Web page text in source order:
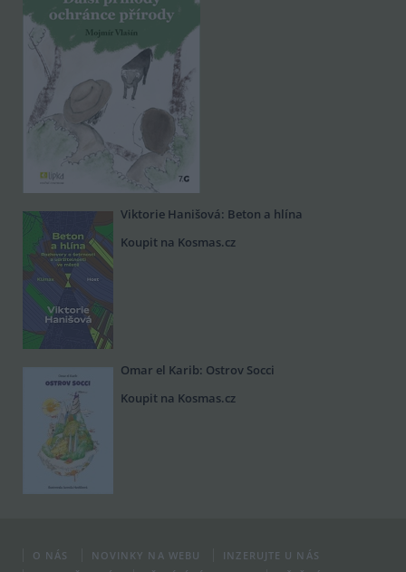
Viktorie Hanišová: Beton a hlína
Koupit na Kosmas.cz
Omar el Karib: Ostrov Socci
Koupit na Kosmas.cz
O NÁS NOVINKY NA WEBU
INZERUJTE U NÁS